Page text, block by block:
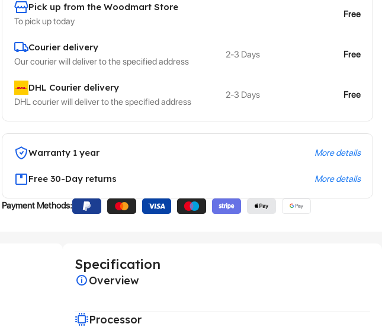
Pick up from the Woodmart Store
To pick up today
Free
Courier delivery
Our courier will deliver to the specified address
2-3 Days Free
DHL Courier delivery
DHL courier will deliver to the specified address
2-3 Days Free
Warranty 1 year More details
Free 30-Day returns More details
Payment Methods:
Specification
Overview
Processor